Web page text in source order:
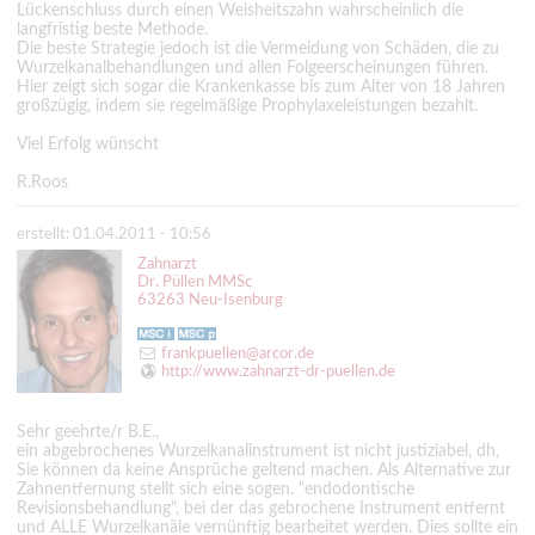
Lückenschluss durch einen Weisheitszahn wahrscheinlich die
langfristig beste Methode.
Die beste Strategie jedoch ist die Vermeidung von Schäden, die zu
Wurzelkanalbehandlungen und allen Folgeerscheinungen führen.
Hier zeigt sich sogar die Krankenkasse bis zum Alter von 18 Jahren
großzügig, indem sie regelmäßige Prophylaxeleistungen bezahlt.
Viel Erfolg wünscht
R.Roos
erstellt: 01.04.2011 - 10:56
Zahnarzt
Dr. Püllen MMSc
63263 Neu-Isenburg
frankpuellen@arcor.de
http://www.zahnarzt-dr-puellen.de
Sehr geehrte/r B.E.,
ein abgebrochenes Wurzelkanalinstrument ist nicht justiziabel, dh,
Sie können da keine Ansprüche geltend machen. Als Alternative zur
Zahnentfernung stellt sich eine sogen. "endodontische
Revisionsbehandlung", bei der das gebrochene Instrument entfernt
und ALLE Wurzelkanäle vernünftig bearbeitet werden. Dies sollte ein